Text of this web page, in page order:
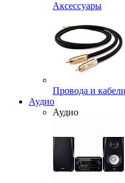
Аксессуары
Провода и кабели
Аудио
Аудио